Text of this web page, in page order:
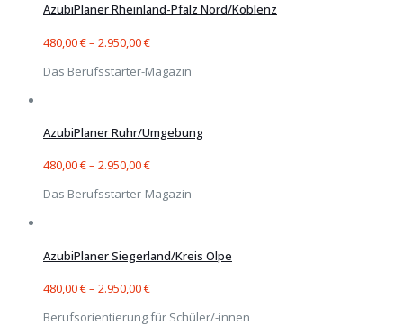
AzubiPlaner Rheinland-Pfalz Nord/Koblenz
480,00€– 2.950,00€
Das Berufsstarter-Magazin
AzubiPlaner Ruhr/Umgebung
480,00€– 2.950,00€
Das Berufsstarter-Magazin
AzubiPlaner Siegerland/Kreis Olpe
480,00€– 2.950,00€
Berufsorientierung für Schüler/-innen